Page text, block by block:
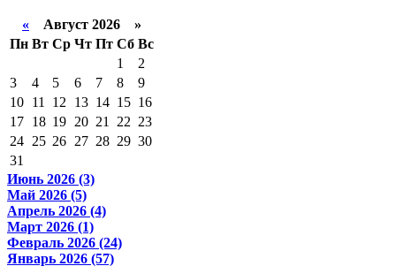
« Август 2026 »
Пн Вт Ср Чт Пт Сб Вс
1
2
3
4 5 6 7 8
9
10 11 12 13 14 15 16
17 18 19 20 21 22 23
24 25 26 27 28 29 30
31
Июнь 2026 (3)
Май 2026 (5)
Апрель 2026 (4)
Март 2026 (1)
Февраль 2026 (24)
Январь 2026 (57)